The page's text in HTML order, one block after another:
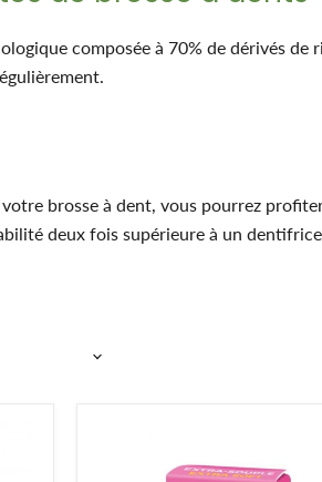
composée à 70% de dérivés de
brosse à dent, vous pourrez profiter
deux fois supérieure à un
efficacité. Alors, vous profiterez